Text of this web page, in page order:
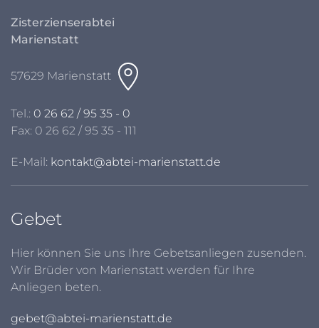
Zisterzienserabtei
Marienstatt
57629 Marienstatt
Tel.: 0 26 62 / 95 35 - 0
Fax: 0 26 62 / 95 35 - 111
E-Mail: kontakt@abtei-marienstatt.de
Gebet
Hier können Sie uns Ihre Gebetsanliegen zusenden.
Wir Brüder von Marienstatt werden für Ihre
Anliegen beten.
gebet@abtei-marienstatt.de